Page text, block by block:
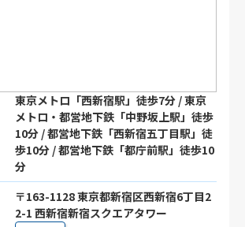
東京メトロ「西新宿駅」徒歩7分 / 東京
メトロ・都営地下鉄「中野坂上駅」徒歩
10分 / 都営地下鉄「西新宿五丁目駅」徒
歩10分 / 都営地下鉄「都庁前駅」徒歩10
分
〒163-1128 東京都新宿区西新宿6丁目2
2-1 西新宿新宿スクエアタワー